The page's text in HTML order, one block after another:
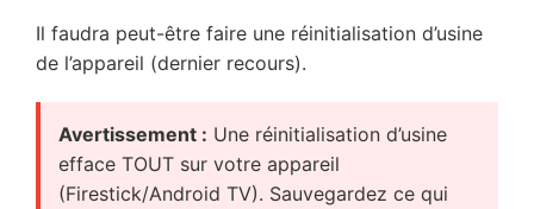
Il faudra peut-être faire une réinitialisation d’usine
de l’appareil (dernier recours).
Avertissement : Une réinitialisation d’usine
efface TOUT sur votre appareil
(Firestick/Android TV). Sauvegardez ce qui